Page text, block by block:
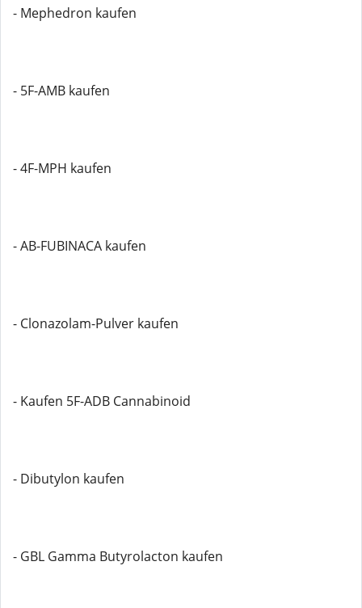
- Mephedron kaufen
- 5F-AMB kaufen
- 4F-MPH kaufen
- AB-FUBINACA kaufen
- Clonazolam-Pulver kaufen
- Kaufen 5F-ADB Cannabinoid
- Dibutylon kaufen
- GBL Gamma Butyrolacton kaufen